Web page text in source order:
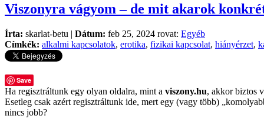
Viszonyra vágyom – de mit akarok
Írta: skarlat-betu | Dátum: feb 25, 2024 rovat: Egyéb
Címkék: alkalmi kapcsolatok, erotika, fizikai kapcsolat, hiányérzet,
Save
Ha regisztráltunk egy olyan oldalra, mint a viszony.hu, akkor biztos
Esetleg csak azért regisztráltunk ide, mert egy (vagy több)
nincs jobb?